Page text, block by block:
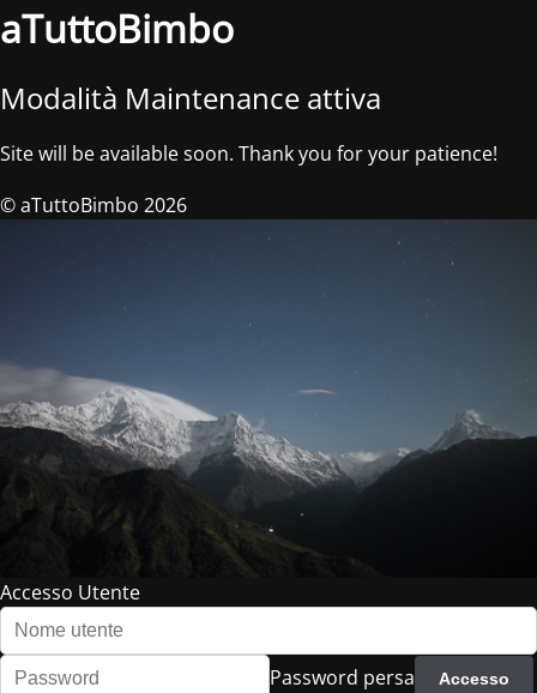
aTuttoBimbo
Modalità Maintenance attiva
Site will be available soon. Thank you for your patience!
© aTuttoBimbo 2026
Accesso Utente
Password persa